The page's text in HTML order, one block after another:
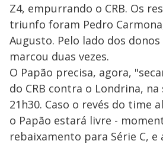
Z4, empurrando o CRB. Os
triunfo foram Pedro
Augusto. Pelo lado dos donos
marcou duas vezes.
O Papão precisa, agora,
do CRB contra o Londrina,
21h30. Caso o revés do time
o Papão estará livre -
rebaixamento para Série C, e